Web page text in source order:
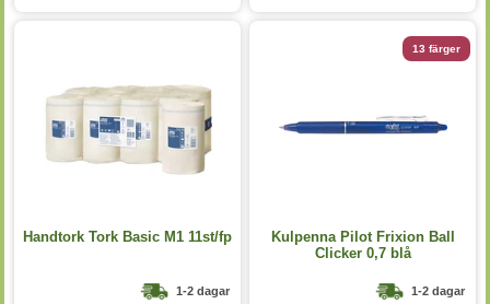
Handtork Tork Basic M1 11st/fp
1-2 dagar
13 färger
Kulpenna Pilot Frixion Ball
Clicker 0,7 blå
1-2 dagar